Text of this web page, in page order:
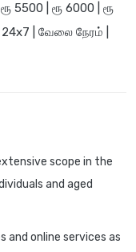
5500 | ரூ 6000 | ரூ
| வேலை நேரம் |
scope in the
and aged
and online services as